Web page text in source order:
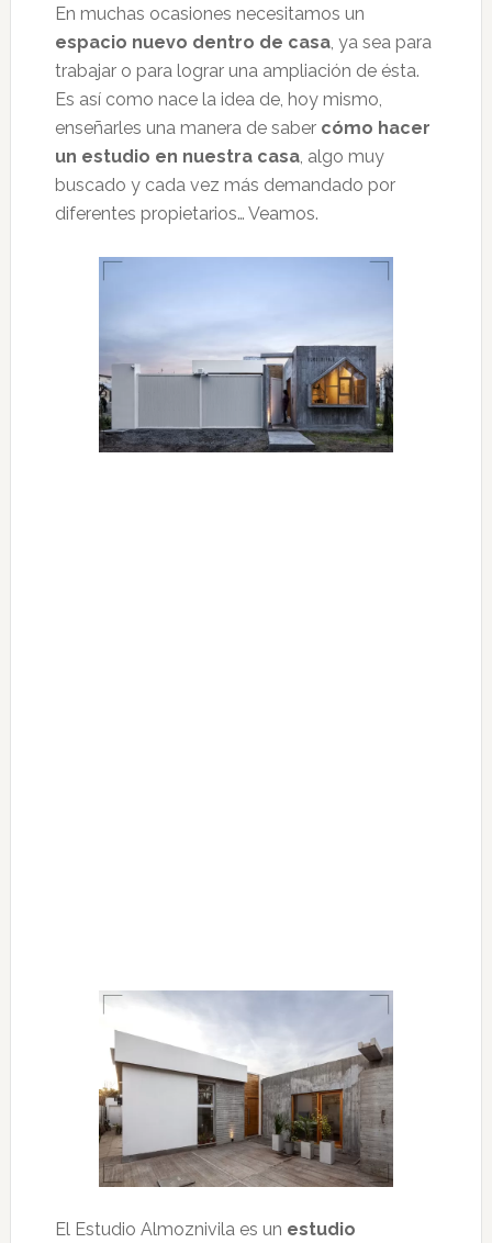
En muchas ocasiones necesitamos un
espacio nuevo dentro de casa, ya sea para
trabajar o para lograr una ampliación de ésta.
Es así como nace la idea de, hoy mismo,
enseñarles una manera de saber cómo hacer
un estudio en nuestra casa, algo muy
buscado y cada vez más demandado por
diferentes propietarios… Veamos.
El Estudio Almoznivila es un estudio